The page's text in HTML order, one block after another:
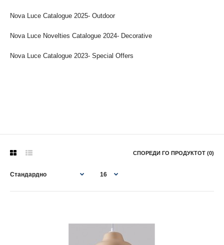
Nova Luce Catalogue 2025- Outdoor
Nova Luce Novelties Catalogue 2024- Decorative
Nova Luce Catalogue 2023- Special Offers
СПОРЕДИ ГО ПРОДУКТОТ (0)